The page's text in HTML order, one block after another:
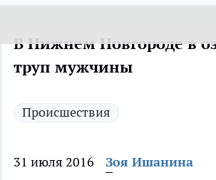
В Нижнем Новгороде в
труп мужчины
Происшествия
31 июля 2016
Зоя Ишанина